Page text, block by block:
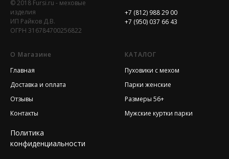
© 2018 Fursi.ru - меховые
изделия
ИП Райков Д.В.
ОГРН 316784700256822
+7 (812) 988 29 00
+7 (950) 037 66 43
О Магазине
Главная
Доставка и оплата
Отзывы
Контакты
Политика
конфиденциальности
КАТАЛОГ
Пуховики с мехом
Парки женские
Размеры 56+
Мужские куртки парки